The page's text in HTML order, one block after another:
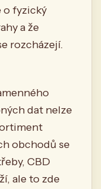
o fyzický
a že
rozcházejí.
dat nelze
obchodů se
CBD
ale to zde